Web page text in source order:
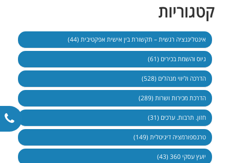
קטגוריות
אינטליגנציה רגשית – תקשורת בין אישית אפקטיבית (44)
גיוס והשמת בכירים (61)
הדרכה וליווי מנהלים (528)
הדרכת מכירות ושרות (289)
חזון. תרבות. ערכים (31)
טרנספורמציה דיגיטלית (149)
יועץ עסקי 360 (43)